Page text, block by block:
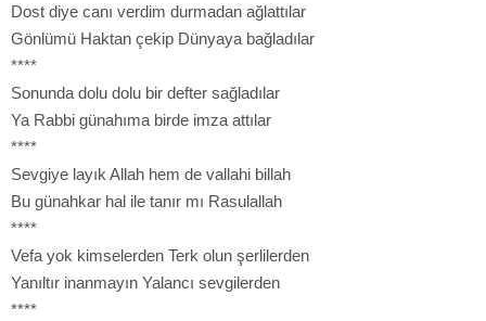
Dost diye canı verdim durmadan ağlattılar
Gönlümü Haktan çekip Dünyaya bağladılar
****
Sonunda dolu dolu bir defter sağladılar
Ya Rabbi günahıma birde imza attılar
****
Sevgiye layık Allah hem de vallahi billah
Bu günahkar hal ile tanır mı Rasulallah
****
Vefa yok kimselerden Terk olun şerlilerden
Yanıltır inanmayın Yalancı sevgilerden
****